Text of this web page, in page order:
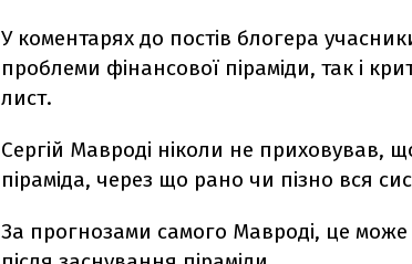
У коментарях до постів блогера
проблеми фінансової піраміди, так і
лист.
Сергій Мавроді ніколи не приховував,
піраміда, через що рано чи пізно вся
За прогнозами самого Мавроді, це може